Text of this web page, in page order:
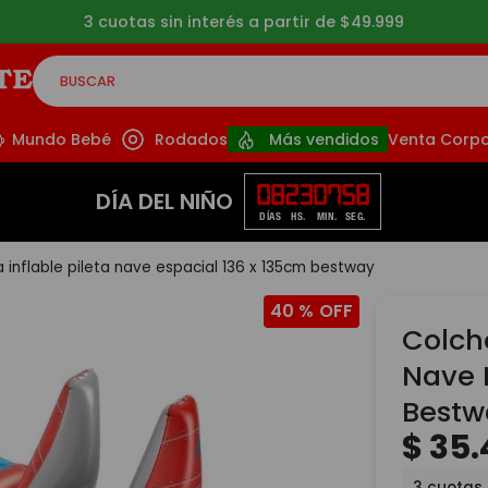
3 cuotas sin interés a partir de $49.999
BUSCAR
Mundo Bebé Rodados Más vendidos Venta
DÍA DEL NIÑO 08
DÍAS
23
HS.
07
MIN.
58
SEG.
inflable pileta nave espacial 136 x 135cm bestway
40 %
Nave
$35.